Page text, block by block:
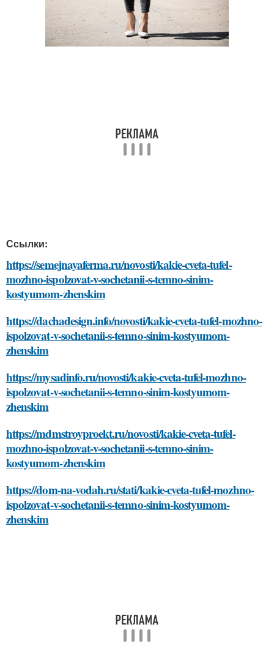
Ссылки:
https://semejnayaferma.ru/novosti/kakie-cveta-tufel-
mozhno-ispolzovat-v-sochetanii-s-temno-sinim-
kostyumom-zhenskim
https://dachadesign.info/novosti/kakie-cveta-tufel-mozhno-
ispolzovat-v-sochetanii-s-temno-sinim-kostyumom-
zhenskim
https://mysadinfo.ru/novosti/kakie-cveta-tufel-mozhno-
ispolzovat-v-sochetanii-s-temno-sinim-kostyumom-
zhenskim
https://mdmstroyproekt.ru/novosti/kakie-cveta-tufel-
mozhno-ispolzovat-v-sochetanii-s-temno-sinim-
kostyumom-zhenskim
https://dom-na-vodah.ru/stati/kakie-cveta-tufel-mozhno-
ispolzovat-v-sochetanii-s-temno-sinim-kostyumom-
zhenskim